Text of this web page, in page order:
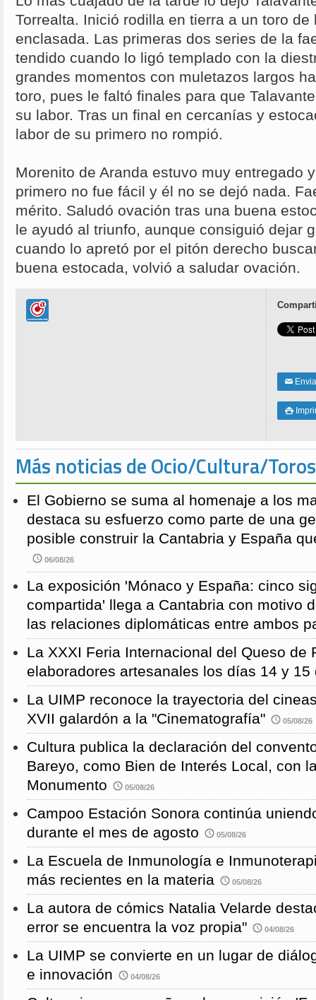
Torrealta. Inició rodilla en tierra a un toro
enclasada. Las primeras dos series de la
tendido cuando lo ligó templado con la
grandes momentos con muletazos largos
toro, pues le faltó finales para que
su labor. Tras un final en cercanías y
labor de su primero no rompió.
Morenito de Aranda estuvo muy entregado
primero no fue fácil y él no se dejó nada.
mérito. Saludó ovación tras una buena
le ayudó al triunfo, aunque consiguió dejar
cuando lo apretó por el pitón derecho
buena estocada, volvió a saludar ovación.
✉

Más noticias de Ocio/Cultura/Toros
El Gobierno se suma al homenaje a los
destaca su esfuerzo como parte de una
posible construir la Cantabria y España
06/08/26
La exposición 'Mónaco y España: cinco
compartida' llega a Cantabria con motivo
las relaciones diplomáticas entre ambos
La XXXI Feria Internacional del Queso de
elaboradores artesanales los días 14 y 15
La UIMP reconoce la trayectoria del
XVII galardón a la "Cinematografía"
05/08/26
Cultura publica la declaración del
Bareyo, como Bien de Interés Local, con
Monumento
05/08/26
Campoo Estación Sonora continúa
durante el mes de agosto
05/08/26
La Escuela de Inmunología e
más recientes en la materia
05/08/26
La autora de cómics Natalia Velarde
error se encuentra la voz propia"
04/08/26
La UIMP se convierte en un lugar de
e innovación
04/08/26